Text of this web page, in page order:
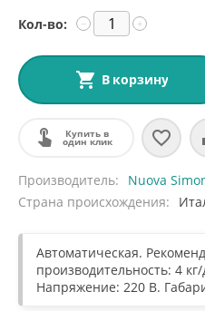
Кол-во: +
−
В корзину
Купить в
один клик
Производитель
Nuova
Страна происхождения
Aвтоматическая.
производительность: 4
Напряжение: 220 В.